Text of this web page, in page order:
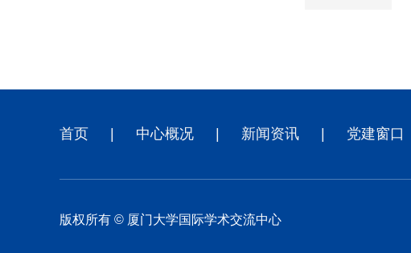
首页 中心概况 新闻资讯 党建窗口
版权所有 © 厦门大学国际学术交流中心